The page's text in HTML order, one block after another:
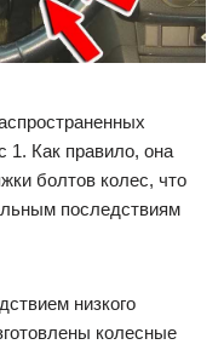
1. Как правило, она
болтов колес, что
последствиям
низкого
колесные